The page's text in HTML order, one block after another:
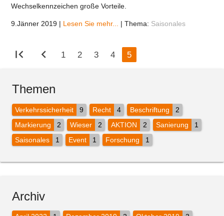
Wechselkennzeichen große Vorteile.
9.Jänner 2019| Lesen Sie mehr... | Thema: Saisonales
first_page chevron_left 1 2 3 4 5
Themen
Verkehrssicherheit 9 Recht 4 Beschriftung
2
Markierung
2 Wieser 2 AKTION 2 Sanierung
1
Saisonales
1 Event 1 Forschung 1
Archiv